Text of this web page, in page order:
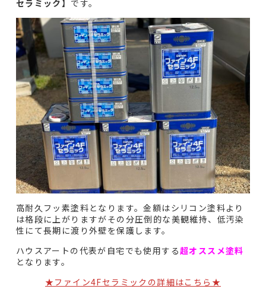
セラミック】 です。
高耐久フッ素塗料となります。金額はシリコン塗料より
は格段に上がりますがその分圧倒的な美観維持、低汚染
性にて長期に渡り外壁を保護します。
ハウスアートの代表が自宅でも使用する超オススメ塗料
となります。
★ファイン4Fセラミックの詳細はこちら★